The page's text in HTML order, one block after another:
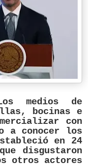
medios de
bocinas e
con
a conocer los
en 24
disgustaron
otros actores